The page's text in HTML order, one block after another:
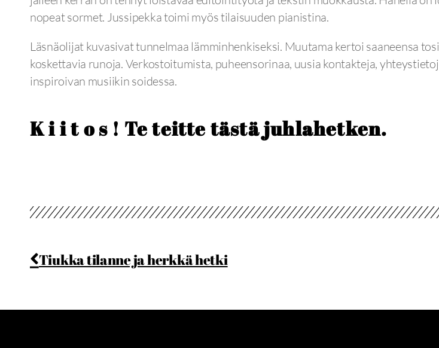
nopeat sormet. Jussipekka toimi myös tilaisuuden pianistina.
Läsnäolijat kuvasivat tunnelmaa lämminhenkiseksi. Muutama kertoi saaneensa
koskettavia runoja. Verkostoitumista, puheensorinaa, uusia kontakteja,
inspiroivan musiikin soidessa.
K i i t o s ! Te teitte tästä juhlahetken.
Tiukka tilanne ja herkkä hetki